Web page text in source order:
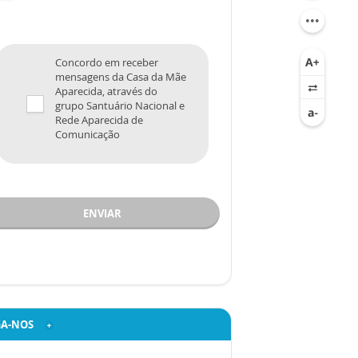
Concordo em receber
mensagens da Casa da Mãe
Aparecida, através do
grupo Santuário Nacional e
Rede Aparecida de
Comunicação
ENVIAR
NOS